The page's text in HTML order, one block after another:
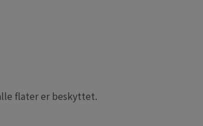
flater er beskyttet.